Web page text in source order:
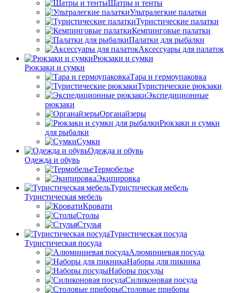
Шатры и тенты
Ультралегкие палатки
Туристические палатки
Кемпинговые палатки
Палатки для рыбалки
Аксессуары для палаток
Рюкзаки и сумки
Рюкзаки и сумки
Тара и гермоупаковка
Туристические рюкзаки
Экспедиционные
рюкзаки
Органайзеры
Рюкзаки и сумки
для рыбалки
Сумки
Одежда и обувь
Одежда и обувь
Термобелье
Экипировка
Туристическая мебель
Туристическая мебель
Кровати
Столы
Стулья
Туристическая посуда
Туристическая посуда
Алюминиевая посуда
Наборы для пикника
Наборы посуды
Силиконовая посуда
Столовые приборы